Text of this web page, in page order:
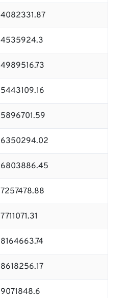
4082331.87
4535924.3
4989516.73
5443109.16
5896701.59
6350294.02
6803886.45
7257478.88
7711071.31
8164663.74
8618256.17
9071848.6